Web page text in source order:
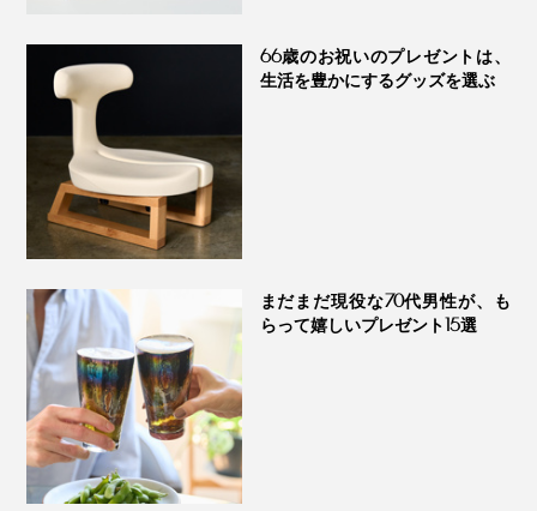
66歳のお祝いのプレゼントは、
生活を豊かにするグッズを選ぶ
まだまだ現役な70代男性が、も
らって嬉しいプレゼント15選